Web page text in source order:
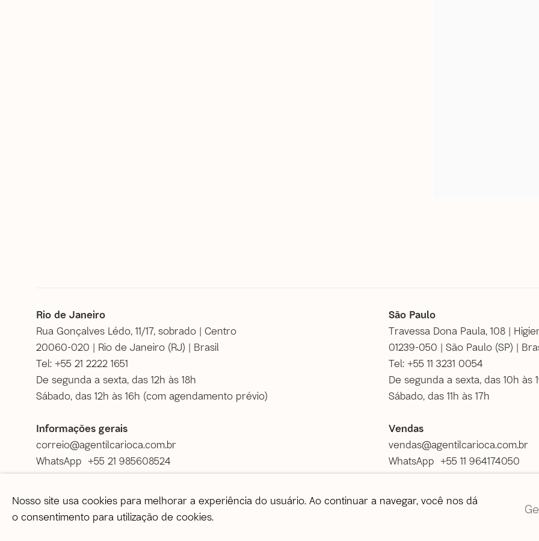
Rio de Janeiro
Rua Gonçalves Lédo, 11/17, sobrado | Centro
20060-020 | Rio de Janeiro (RJ) | Brasil
Tel: +55 21 2222 1651
De segunda a sexta, das 12h às 18h
Sábado, das 12h às 16h (com agendamento prévio)
Informações gerais
correio@agentilcarioca.com.br
WhatsApp +55 21 985608524
São Paulo
Travessa Dona Paula, 108 |
01239-050 | São Paulo (SP) |
Tel: +55 11 3231 0054
De segunda a sexta, das 10h às
Sábado, das 11h às 17h
Vendas
vendas@agentilcarioca.com.br
WhatsApp +55 11 964174050
© 2026 A Gentil Carioca | Desde 2003. Todos os direitos reservados | Política de privacidade
Nosso site usa cookies para melhorar a experiência do usuário. Ao continuar a navegar, você nos dá
o consentimento para utilização de cookies.